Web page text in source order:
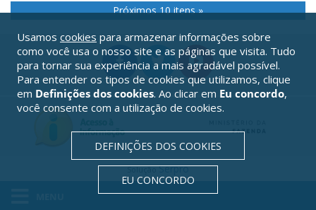
Próximos 10 itens »
SoluçãoSerpro
Usamos cookies para armazenar informações sobre
como você usa o nosso site e as páginas que visita. Tudo
para tornar sua experiência a mais agradável possível.
Para entender os tipos de cookies que utilizamos, clique
em Definições dos cookies. Ao clicar em Eu concordo,
você consente com a utilização de cookies.
DEFINIÇÕES DOS COOKIES
EU CONCORDO